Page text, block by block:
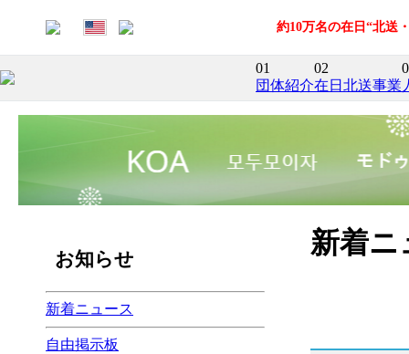
約10万名の在日“北送
01
団体紹介
02
在日北送事業
お知らせ
新着ニュース
自由掲示板
新着ニ